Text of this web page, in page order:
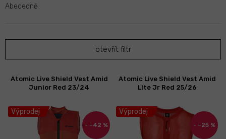
e
p
o
t
ů
Abecedně
otevřít filtr
s
Výprodej
–42 %
Atomic Live Shield Vest Amid
Junior Red 23/24
Výprodej
–25 %
Atomic Live Shield Vest Amid
Lite Jr Red 25/26